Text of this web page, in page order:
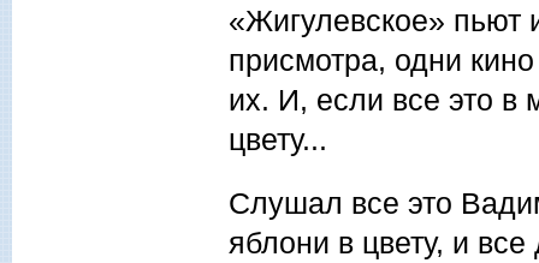
«Жигулевское» пьют
присмотра, одни
их. И, если все это в
цвету...
Слушал все это
яблони в цвету, и